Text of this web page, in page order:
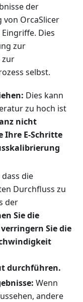
der
OrcaSlicer
Dies
zur
zur
selbst.
Dies kann
zu hoch ist
nicht
Ihre E-Schritte
die
Durchfluss zu
der
Sie die
Sie die
durchführen.
Wenn
andere